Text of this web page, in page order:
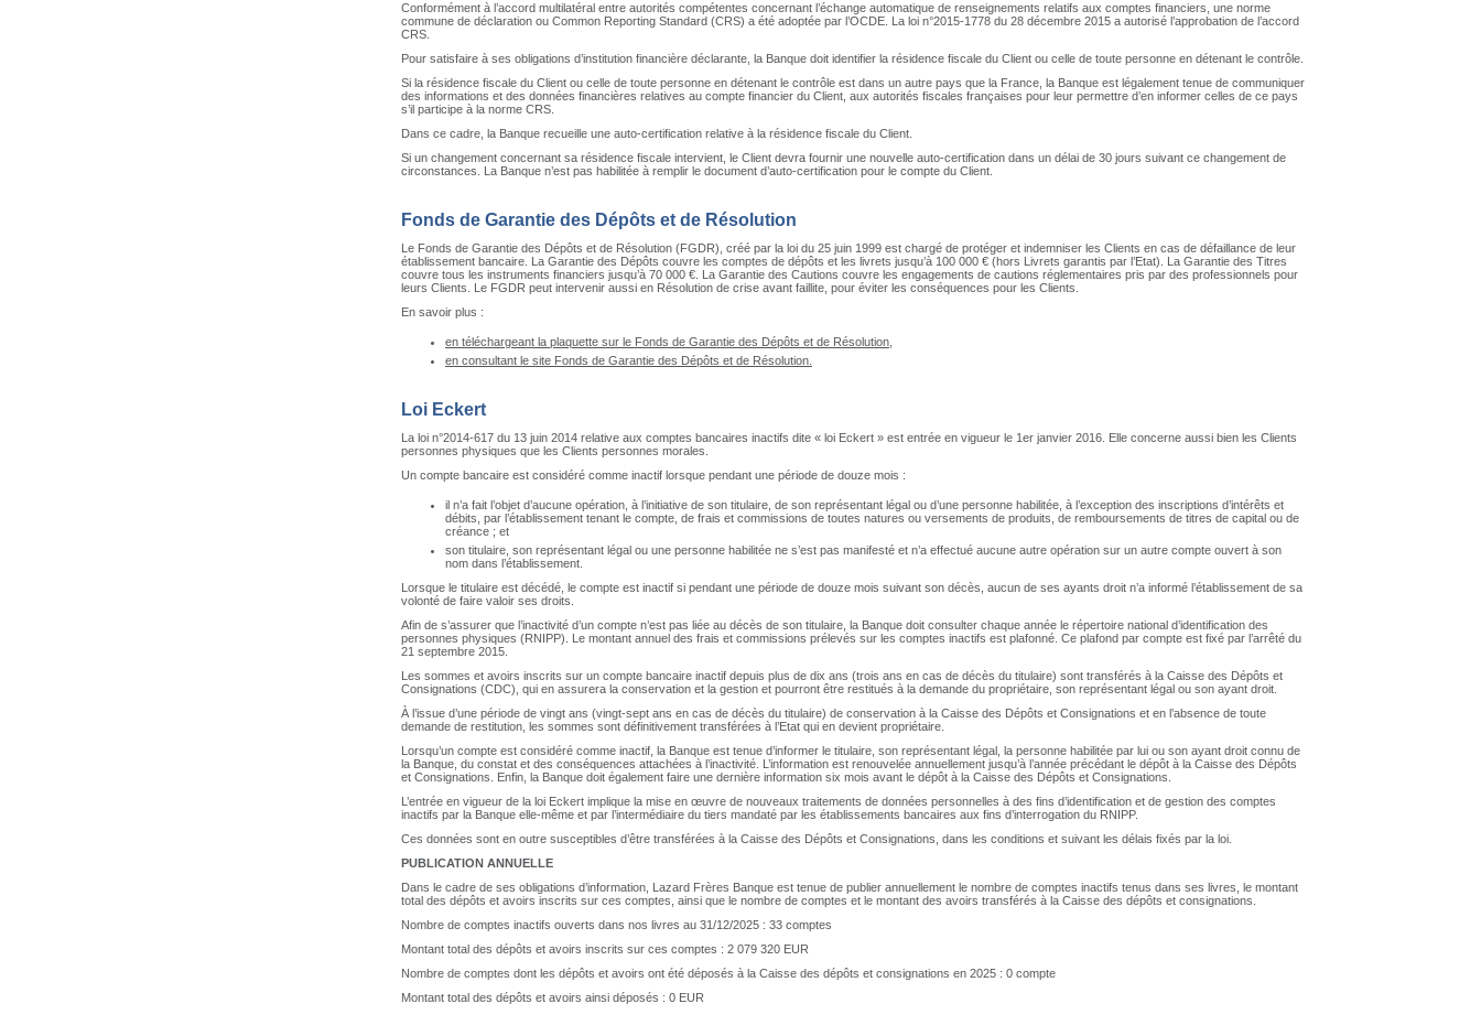
Conformément à l’accord multilatéral entre autorités compétentes concernant l’échange automatique de renseignements relatifs aux comptes financiers, une norme
commune de déclaration ou Common Reporting Standard (CRS) a été adoptée par l’OCDE. La loi n°2015-1778 du 28 décembre 2015 a autorisé l’approbation de l’accord
CRS.
Pour satisfaire à ses obligations d’institution financière déclarante, la Banque doit identifier la résidence fiscale du Client ou celle de toute personne en détenant le contrôle.
Si la résidence fiscale du Client ou celle de toute personne en détenant le contrôle est dans un autre pays que la France, la Banque est légalement tenue de communiquer
des informations et des données financières relatives au compte financier du Client, aux autorités fiscales françaises pour leur permettre d’en informer celles de ce pays
s’il participe à la norme CRS.
Dans ce cadre, la Banque recueille une auto-certification relative à la résidence fiscale du Client.
Si un changement concernant sa résidence fiscale intervient, le Client devra fournir une nouvelle auto-certification dans un délai de 30 jours suivant ce changement de
circonstances. La Banque n’est pas habilitée à remplir le document d’auto-certification pour le compte du Client.
Fonds de Garantie des Dépôts et de Résolution
Le Fonds de Garantie des Dépôts et de Résolution (FGDR), créé par la loi du 25 juin 1999 est chargé de protéger et indemniser les Clients en cas de défaillance de leur
établissement bancaire. La Garantie des Dépôts couvre les comptes de dépôts et les livrets jusqu’à 100 000 € (hors Livrets garantis par l’Etat). La Garantie des Titres
couvre tous les instruments financiers jusqu’à 70 000 €. La Garantie des Cautions couvre les engagements de cautions réglementaires pris par des professionnels pour
leurs Clients. Le FGDR peut intervenir aussi en Résolution de crise avant faillite, pour éviter les conséquences pour les Clients.
En savoir plus :
en téléchargeant la plaquette sur le Fonds de Garantie des Dépôts et de Résolution,
en consultant le site Fonds de Garantie des Dépôts et de Résolution.
Loi Eckert
La loi n°2014-617 du 13 juin 2014 relative aux comptes bancaires inactifs dite « loi Eckert » est entrée en vigueur le 1er janvier 2016. Elle concerne aussi bien les Clients
personnes physiques que les Clients personnes morales.
Un compte bancaire est considéré comme inactif lorsque pendant une période de douze mois :
il n’a fait l’objet d’aucune opération, à l’initiative de son titulaire, de son représentant légal ou d’une personne habilitée, à l’exception des inscriptions d’intérêts et
débits, par l’établissement tenant le compte, de frais et commissions de toutes natures ou versements de produits, de remboursements de titres de capital ou de
créance ; et
son titulaire, son représentant légal ou une personne habilitée ne s’est pas manifesté et n’a effectué aucune autre opération sur un autre compte ouvert à son
nom dans l’établissement.
Lorsque le titulaire est décédé, le compte est inactif si pendant une période de douze mois suivant son décès, aucun de ses ayants droit n’a informé l’établissement de sa
volonté de faire valoir ses droits.
Afin de s’assurer que l’inactivité d’un compte n’est pas liée au décès de son titulaire, la Banque doit consulter chaque année le répertoire national d’identification des
personnes physiques (RNIPP). Le montant annuel des frais et commissions prélevés sur les comptes inactifs est plafonné. Ce plafond par compte est fixé par l’arrêté du
21 septembre 2015.
Les sommes et avoirs inscrits sur un compte bancaire inactif depuis plus de dix ans (trois ans en cas de décès du titulaire) sont transférés à la Caisse des Dépôts et
Consignations (CDC), qui en assurera la conservation et la gestion et pourront être restitués à la demande du propriétaire, son représentant légal ou son ayant droit.
À l’issue d’une période de vingt ans (vingt-sept ans en cas de décès du titulaire) de conservation à la Caisse des Dépôts et Consignations et en l’absence de toute
demande de restitution, les sommes sont définitivement transférées à l’Etat qui en devient propriétaire.
Lorsqu’un compte est considéré comme inactif, la Banque est tenue d’informer le titulaire, son représentant légal, la personne habilitée par lui ou son ayant droit connu de
la Banque, du constat et des conséquences attachées à l’inactivité. L’information est renouvelée annuellement jusqu’à l’année précédant le dépôt à la Caisse des Dépôts
et Consignations. Enfin, la Banque doit également faire une dernière information six mois avant le dépôt à la Caisse des Dépôts et Consignations.
L’entrée en vigueur de la loi Eckert implique la mise en œuvre de nouveaux traitements de données personnelles à des fins d’identification et de gestion des comptes
inactifs par la Banque elle-même et par l’intermédiaire du tiers mandaté par les établissements bancaires aux fins d’interrogation du RNIPP.
Ces données sont en outre susceptibles d’être transférées à la Caisse des Dépôts et Consignations, dans les conditions et suivant les délais fixés par la loi.
PUBLICATION ANNUELLE
Dans le cadre de ses obligations d’information, Lazard Frères Banque est tenue de publier annuellement le nombre de comptes inactifs tenus dans ses livres, le montant
total des dépôts et avoirs inscrits sur ces comptes, ainsi que le nombre de comptes et le montant des avoirs transférés à la Caisse des dépôts et consignations.
Nombre de comptes inactifs ouverts dans nos livres au 31/12/2025 : 33 comptes
Montant total des dépôts et avoirs inscrits sur ces comptes : 2 079 320 EUR
Nombre de comptes dont les dépôts et avoirs ont été déposés à la Caisse des dépôts et consignations en 2025 : 0 compte
Montant total des dépôts et avoirs ainsi déposés : 0 EUR